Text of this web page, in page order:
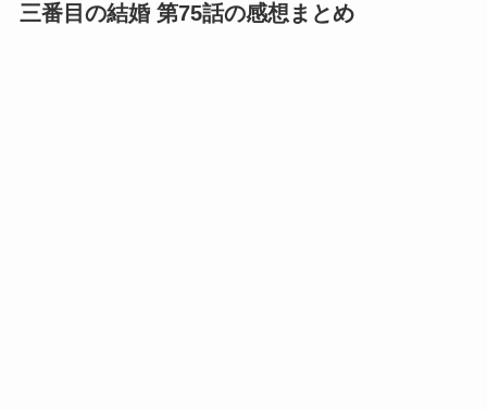
三番目の結婚 第75話の感想まとめ